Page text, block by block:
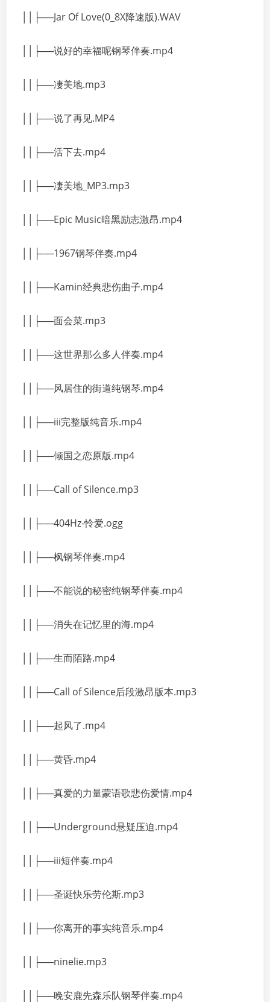
││├──Jar Of Love(0_8X降速版).WAV
││├──说好的幸福呢钢琴伴奏.mp4
││├──凄美地.mp3
││├──说了再见.MP4
││├──活下去.mp4
││├──凄美地_MP3.mp3
││├──Epic Music暗黑励志激昂.mp4
││├──1967钢琴伴奏.mp4
││├──Kamin经典悲伤曲子.mp4
││├──面会菜.mp3
││├──这世界那么多人伴奏.mp4
││├──风居住的街道纯钢琴.mp4
││├──iii完整版纯音乐.mp4
││├──倾国之恋原版.mp4
││├──Call of Silence.mp3
││├──404Hz-怜爱.ogg
││├──枫钢琴伴奏.mp4
││├──不能说的秘密纯钢琴伴奏.mp4
││├──消失在记忆里的海.mp4
││├──生而陌路.mp4
││├──Call of Silence后段激昂版本.mp3
││├──起风了.mp4
││├──黄昏.mp4
││├──真爱的力量蒙语歌悲伤爱情.mp4
││├──Underground悬疑压迫.mp4
││├──iii短伴奏.mp4
││├──圣诞快乐劳伦斯.mp3
││├──你离开的事实纯音乐.mp4
││├──ninelie.mp3
││├──晚安鹿先森乐队钢琴伴奏.mp4